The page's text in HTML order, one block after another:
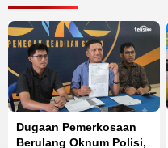
Dugaan Pemerkosaan
Berulang Oknum Polisi,